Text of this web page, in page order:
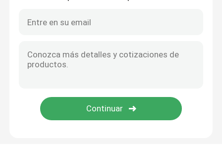
Control del ambiente y de la erosión